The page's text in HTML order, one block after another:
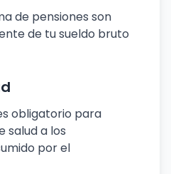
de pensiones son
de tu sueldo bruto
obligatorio para
salud a los
por el